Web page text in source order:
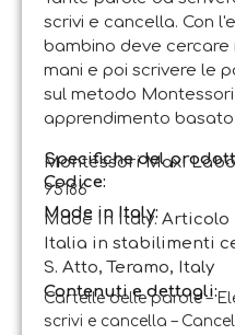
scrivi e cancella. Con
bambino deve
mani e poi scrivere le
sul metodo
apprendimento
Specifiche del
Montessori Maxi
Codice:
95186
Made in Italy:
Made in Italy.
Italia in stabilimenti
S. Atto, Teramo, Italy
Contenuti e dettagli:
Cartelle delle parole –
scrivi e cancella –